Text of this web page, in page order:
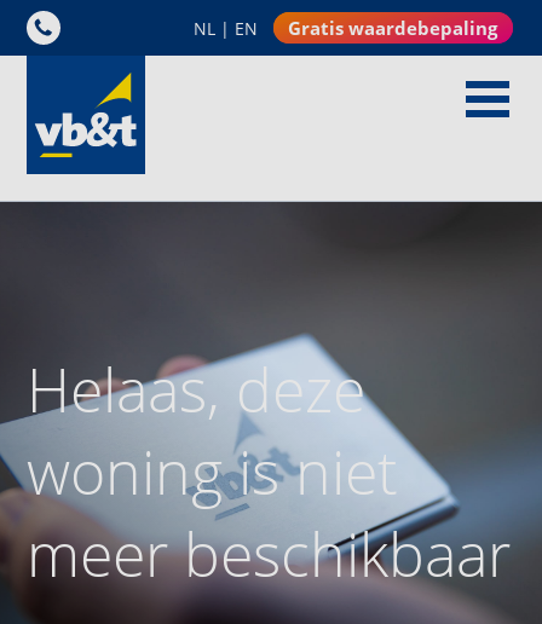
NL | EN Gratis waardebepaling
Helaas, deze
woning is niet
meer beschikbaar